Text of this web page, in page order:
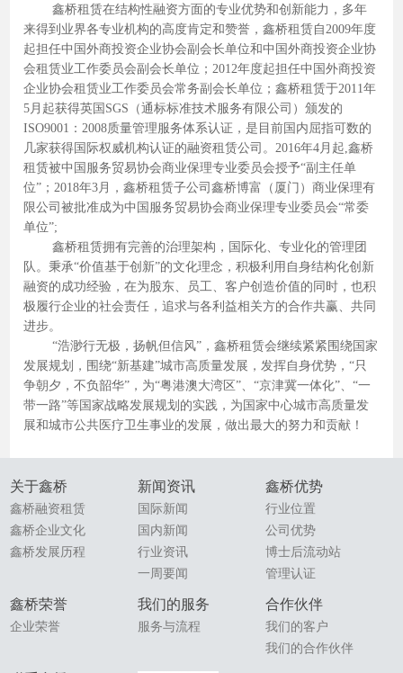
鑫桥租赁在结构性融资方面的专业优势和创新能力，多年
来得到业界各专业机构的高度肯定和赞誉，鑫桥租赁自2009年度
起担任中国外商投资企业协会副会长单位和中国外商投资企业协
会租赁业工作委员会副会长单位；2012年度起担任中国外商投资
企业协会租赁业工作委员会常务副会长单位；鑫桥租赁于2011年
5月起获得英国SGS（通标标准技术服务有限公司）颁发的
ISO9001：2008质量管理服务体系认证，是目前国内屈指可数的
几家获得国际权威机构认证的融资租赁公司。2016年4月起,鑫桥
租赁被中国服务贸易协会商业保理专业委员会授予“副主任单
位”；2018年3月，鑫桥租赁子公司鑫桥博富（厦门）商业保理有
限公司被批准成为中国服务贸易协会商业保理专业委员会“常委
单位”;
鑫桥租赁拥有完善的治理架构，国际化、专业化的管理团
队。秉承“价值基于创新”的文化理念，积极利用自身结构化创新
融资的成功经验，在为股东、员工、客户创造价值的同时，也积
极履行企业的社会责任，追求与各利益相关方的合作共赢、共同
进步。
“浩渺行无极，扬帆但信风”，鑫桥租赁会继续紧紧围绕国家
发展规划，围绕“新基建”城市高质量发展，发挥自身优势，“只
争朝夕，不负韶华”，为“粤港澳大湾区”、“京津冀一体化”、“一
带一路”等国家战略发展规划的实践，为国家中心城市高质量发
展和城市公共医疗卫生事业的发展，做出最大的努力和贡献！
关于鑫桥
鑫桥融资租赁
鑫桥企业文化
鑫桥发展历程
新闻资讯
国际新闻
国内新闻
行业资讯
一周要闻
鑫桥优势
行业位置
公司优势
博士后流动站
管理认证
鑫桥荣誉
企业荣誉
我们的服务
服务与流程
合作伙伴
我们的客户
我们的合作伙伴